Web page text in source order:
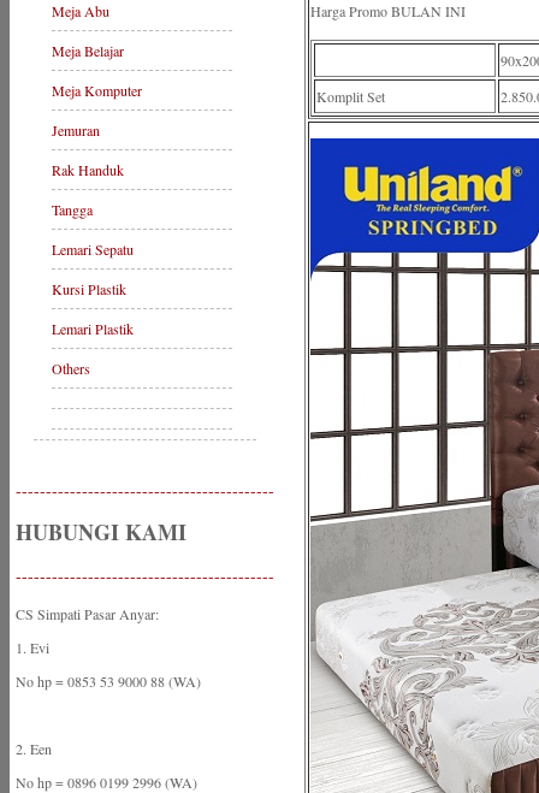
Meja Abu
Meja Belajar
Meja Komputer
Jemuran
Rak Handuk
Tangga
Lemari Sepatu
Kursi Plastik
Lemari Plastik
Others
-------------------------------------------
HUBUNGI KAMI
-------------------------------------------
CS Simpati Pasar Anyar:
1. Evi
No hp = 0853 53 9000 88 (WA)
2. Een
No hp = 0896 0199 2996 (WA)
Harga Promo BULAN INI
Komplit Set